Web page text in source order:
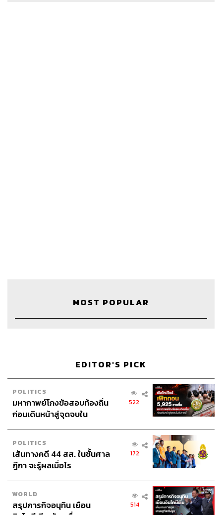
Credits
Show Creatorนครินทร์ วนกิจไพบูลย์
The Secret Sauce Managerปวริศา ตั้งตุลานนท์
Content Creator
ชาคร ฉายเพชร, ธนภาคย์ อิทธิชัยพล,
ภัทรสุดา บุญญศรี, อาภาภัทร อารยางกูร
MOST POPULAR
EDITOR'S PICK
POLITICS
มหากาพย์โกงข้อสอบท้องถิ่น
ก่อนเดินหน้าสู่จุดจบใน
522
POLITICS
เส้นทางคดี 44 สส. ในชั้นศาล
ฎีกา จะรู้ผลเมื่อไร
172
WORLD
สรุปภารกิจอนุทิน เยือน
514